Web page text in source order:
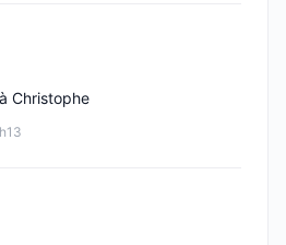
Christophe